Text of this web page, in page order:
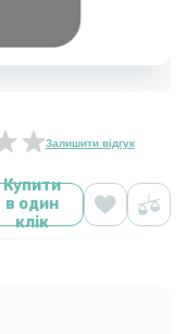
Залишити відгук
Купити
в один
клік